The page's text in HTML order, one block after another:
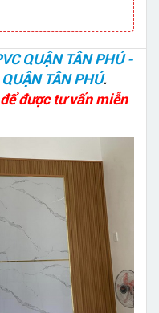
QUẬN TÂN PHÚ -
TÂN PHÚ.
được tư vấn miễn